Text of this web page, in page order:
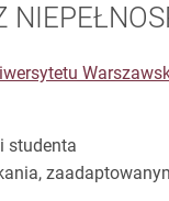
studenta